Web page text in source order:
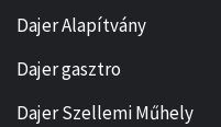
Dajer Alapítvány
Dajer gasztro
Dajer Szellemi Műhely